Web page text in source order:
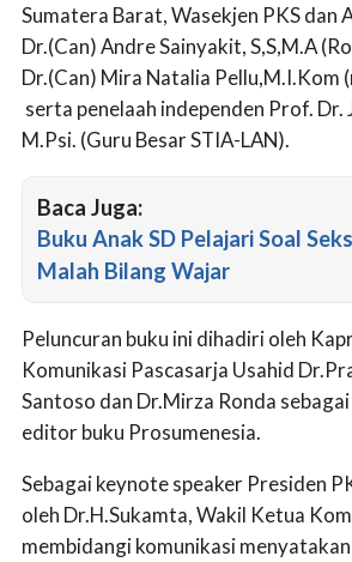
Sumatera Barat, Wasekjen PKS dan
Dr.(Can) Andre Sainyakit, S,S,M.A
Dr.(Can) Mira Natalia Pellu,M.I.Kom
serta penelaah independen Prof. Dr.
M.Psi. (Guru Besar STIA-LAN).
Baca Juga:
Buku Anak SD Pelajari Soal
Malah Bilang Wajar
Peluncuran buku ini dihadiri oleh
Komunikasi Pascasarja Usahid
Santoso dan Dr.Mirza Ronda
editor buku Prosumenesia.
Sebagai keynote speaker Presiden
oleh Dr.H.Sukamta, Wakil Ketua
membidangi komunikasi